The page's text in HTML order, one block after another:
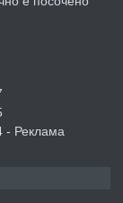
на
- Реклама